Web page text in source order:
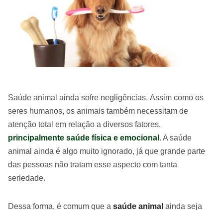
Saúde animal ainda sofre negligências. Assim como os
seres humanos, os animais também necessitam de
atenção total em relação a diversos fatores,
principalmente saúde física e emocional . A saúde
animal ainda é algo muito ignorado, já que grande parte
das pessoas não tratam esse aspecto com tanta
seriedade.
Dessa forma, é comum que a saúde animal ainda seja